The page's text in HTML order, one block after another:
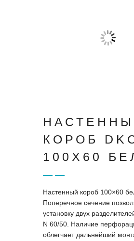
КОРОБ
100X60
Настенный короб 100×60
Поперечное сечение
установку двух
N 60/50. Наличие
облегчает дальнейший